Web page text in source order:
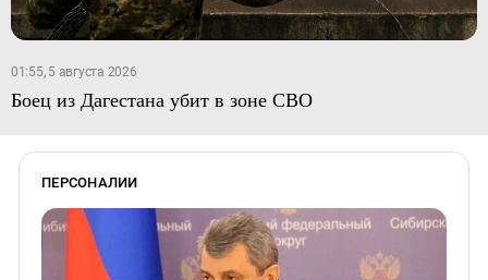
01:55, 5 августа 2026
Боец из Дагестана убит в зоне СВО
ПЕРСОНАЛИИ